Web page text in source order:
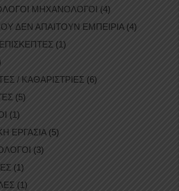
ΜΗΧΑΝΟΛΟΓΟΙ (4)
ΔΕΝ ΑΠΑΙΤΟΥΝ ΕΜΠΕΙΡΙΑ(4)
ΕΠΙΣΚΕΠΤΕΣ (1)
/ ΚΑΘΑΡΙΣΤΡΙΕΣ (6)
(5)
(1)
ΕΡΓΑΣΙΑ(5)
(3)
(1)
(1)